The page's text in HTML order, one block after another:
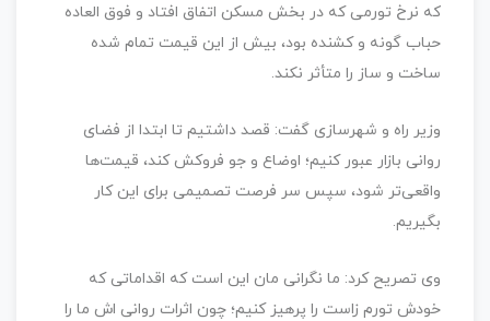
که نرخ تورمی که در بخش مسکن اتفاق افتاد و فوق العاده
حباب گونه و کشنده بود، بیش از این قیمت تمام شده
ساخت و ساز را متأثر نکند.
وزیر راه و شهرسازی گفت: قصد داشتیم تا ابتدا از فضای
روانی بازار عبور کنیم؛ اوضاع و جو فروکش کند، قیمت‌ها
واقعی‌تر شود، سپس سر فرصت تصمیمی برای این کار
بگیریم.
وی تصریح کرد: ما نگرانی مان این است که اقداماتی که
خودش تورم زاست را پرهیز کنیم؛ چون اثرات روانی اش ما را